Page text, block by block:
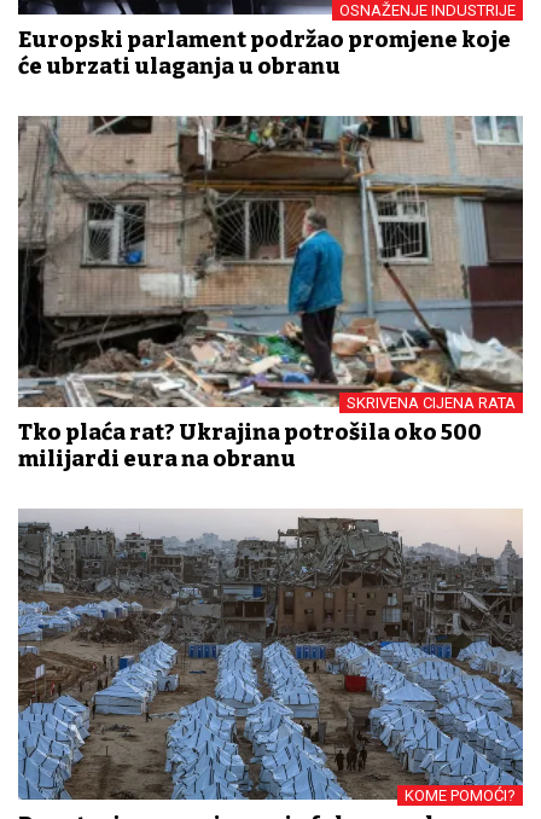
OSNAŽENJE INDUSTRIJE
Europski parlament podržao promjene koje
će ubrzati ulaganja u obranu
SKRIVENA CIJENA RATA
Tko plaća rat? Ukrajina potrošila oko 500
milijardi eura na obranu
KOME POMOĆI?